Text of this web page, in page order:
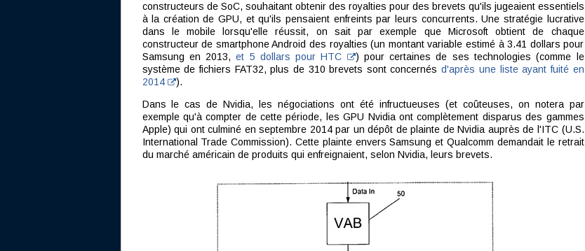
constructeurs de SoC, souhaitant obtenir des royalties pour des brevets qu'ils jugeaient essentiels
à la création de GPU, et qu'ils pensaient enfreints par leurs concurrents. Une stratégie lucrative
dans le mobile lorsqu'elle réussit, on sait par exemple que Microsoft obtient de chaque
constructeur de smartphone Android des royalties (un montant variable estimé à 3.41 dollars pour
Samsung en 2013,et 5 dollars pour HTC
) pour certaines de ses technologies (comme le
système de fichiers FAT32, plus de 310 brevets sont concernésd'après une liste ayant fuité en
2014
).
Dans le cas de Nvidia, les négociations ont été infructueuses (et coûteuses, on notera par
exemple qu'à compter de cette période, les GPU Nvidia ont complètement disparus des gammes
Apple) qui ont culminé en septembre 2014 par un dépôt de plainte de Nvidia auprès de l'ITC (U.S.
International Trade Commission). Cette plainte envers Samsung et Qualcomm demandait le retrait
du marché américain de produits qui enfreignaient, selon Nvidia, leurs brevets.